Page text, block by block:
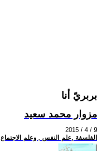
بربريّ أنا
مزوار محمد سعيد
2015 / 4 / 9
الفلسفة ,علم النفس , وعلم الاجتماع